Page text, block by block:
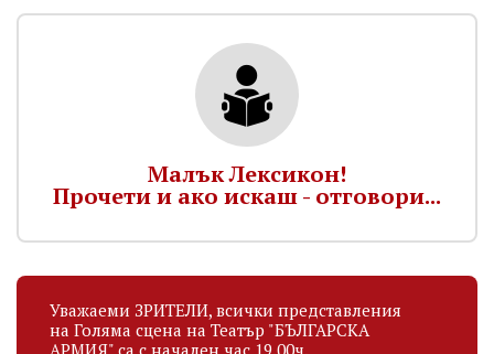
Малък Лексикон!
Прочети и ако искаш - отговори...
Уважаеми ЗРИТЕЛИ, всички представления
на Голяма сцена на Театър "БЪЛГАРСКА
АРМИЯ" са с начален час 19.00ч.